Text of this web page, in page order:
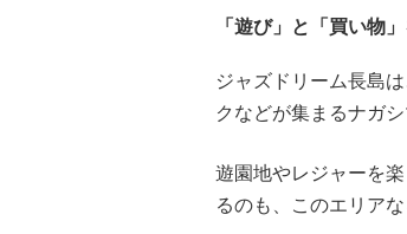
「遊び」と「買い物
ジャズドリーム長島
クなどが集まるナガ
遊園地やレジャーを
るのも、このエリア